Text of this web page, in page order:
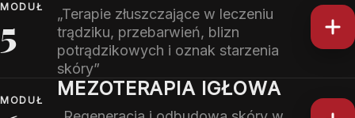
MODUŁ
5
„Terapie złuszczające w leczeniu
trądziku, przebarwień, blizn
potrądzikowych i oznak starzenia
skóry”
MODUŁ MEZOTERAPIA IGŁOWA